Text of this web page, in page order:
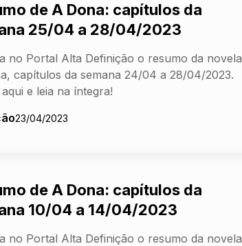
de A Dona: capítulos da
25/04 a 28/04/2023
no Portal Alta Definição o resumo da novela
capítulos da semana 24/04 a 28/04/2023.
e leia na íntegra!
23/04/2023
de A Dona: capítulos da
10/04 a 14/04/2023
no Portal Alta Definição o resumo da novela